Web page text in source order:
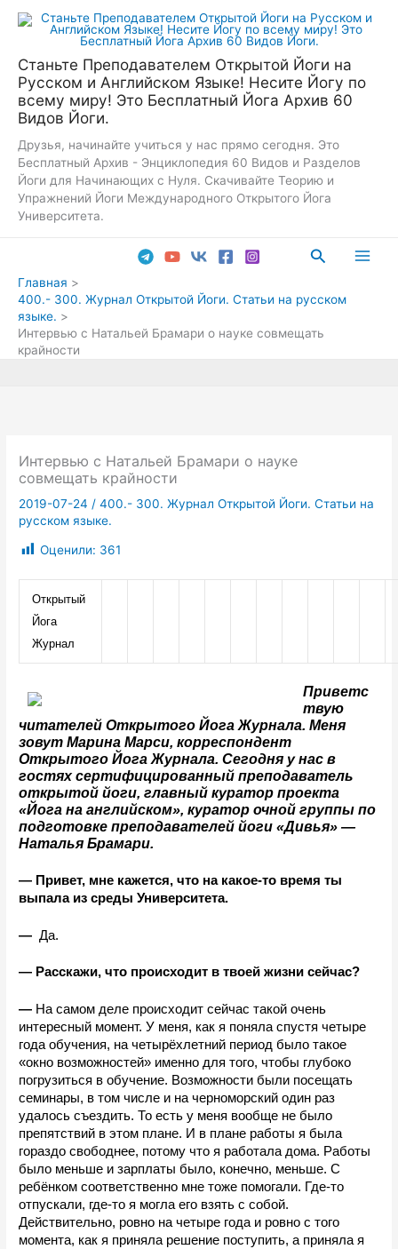
Перейти
Станьте Преподавателем Открытой Йоги на
Русском и Английском Языке! Несите Йогу по
всему миру! Это Бесплатный Йога Архив 60
Видов Йоги.
Друзья, начинайте учиться у нас прямо сегодня. Это
Бесплатный Архив - Энциклопедия 60 Видов и Разделов
Йоги для Начинающих с Нуля. Скачивайте Теорию и
Упражнений Йоги Международного Открытого Йога
Университета.
Поиск
Главная
400.- 300. Журнал Открытой Йоги. Статьи на русском
языке.
Интервью с Натальей Брамари о науке совмещать
крайности
Интервью с Натальей Брамари о науке
совмещать крайности
2019-07-24 /400.- 300. Журнал Открытой Йоги. Статьи на
русском языке.
Оценили: 361
Открытый
Йога
Журнал
Приветс
твую
читателей Открытого Йога Журнала. Меня
зовут Марина Марси, корреспондент
Открытого Йога Журнала. Сегодня у нас в
гостях сертифицированный преподаватель
открытой йоги, главный куратор проекта
«Йога на английском», куратор очной группы по
подготовке преподавателей йоги «Дивья» —
Наталья Брамари.
— Привет, мне кажется, что на какое-то время ты
выпала из среды Университета.
— Да.
— Расскажи, что происходит в твоей жизни сейчас?
— На самом деле происходит сейчас такой очень
интересный момент. У меня, как я поняла спустя четыре
года обучения, на четырёхлетний период было такое
«окно возможностей» именно для того, чтобы глубоко
погрузиться в обучение. Возможности были посещать
семинары, в том числе и на черноморский один раз
удалось съездить. То есть у меня вообще не было
препятствий в этом плане. И в плане работы я была
гораздо свободнее, потому что я работала дома. Работы
было меньше и зарплаты было, конечно, меньше. С
ребёнком соответственно мне тоже помогали. Где-то
отпускали, где-то я могла его взять с собой.
Действительно, ровно на четыре года и ровно с того
момента, как я приняла решение поступить, а приняла я